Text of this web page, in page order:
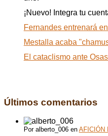
¡Nuevo! Integra tu
Fernandes entrenará
Mestalla acaba
El cataclismo ante
Últimos comentarios
Por alberto_006 en AFICIÓN